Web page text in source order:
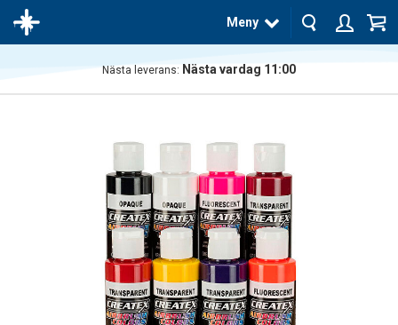
Meny
Nästa leverans: Nästa vardag 11:00